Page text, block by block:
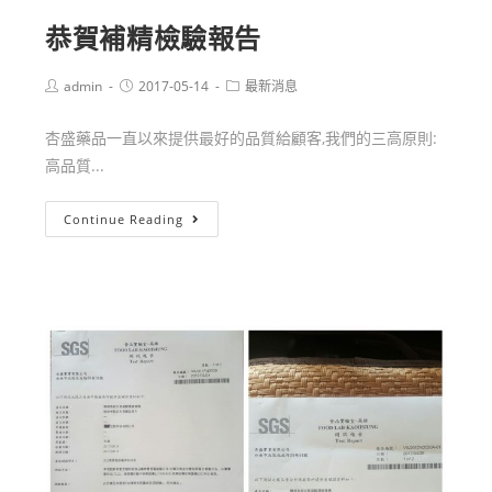
恭賀補精檢驗報告
admin 2017-05-14 最新消息
杏盛藥品一直以來提供最好的品質給顧客,我們的三高原則:
高品質...
Continue Reading